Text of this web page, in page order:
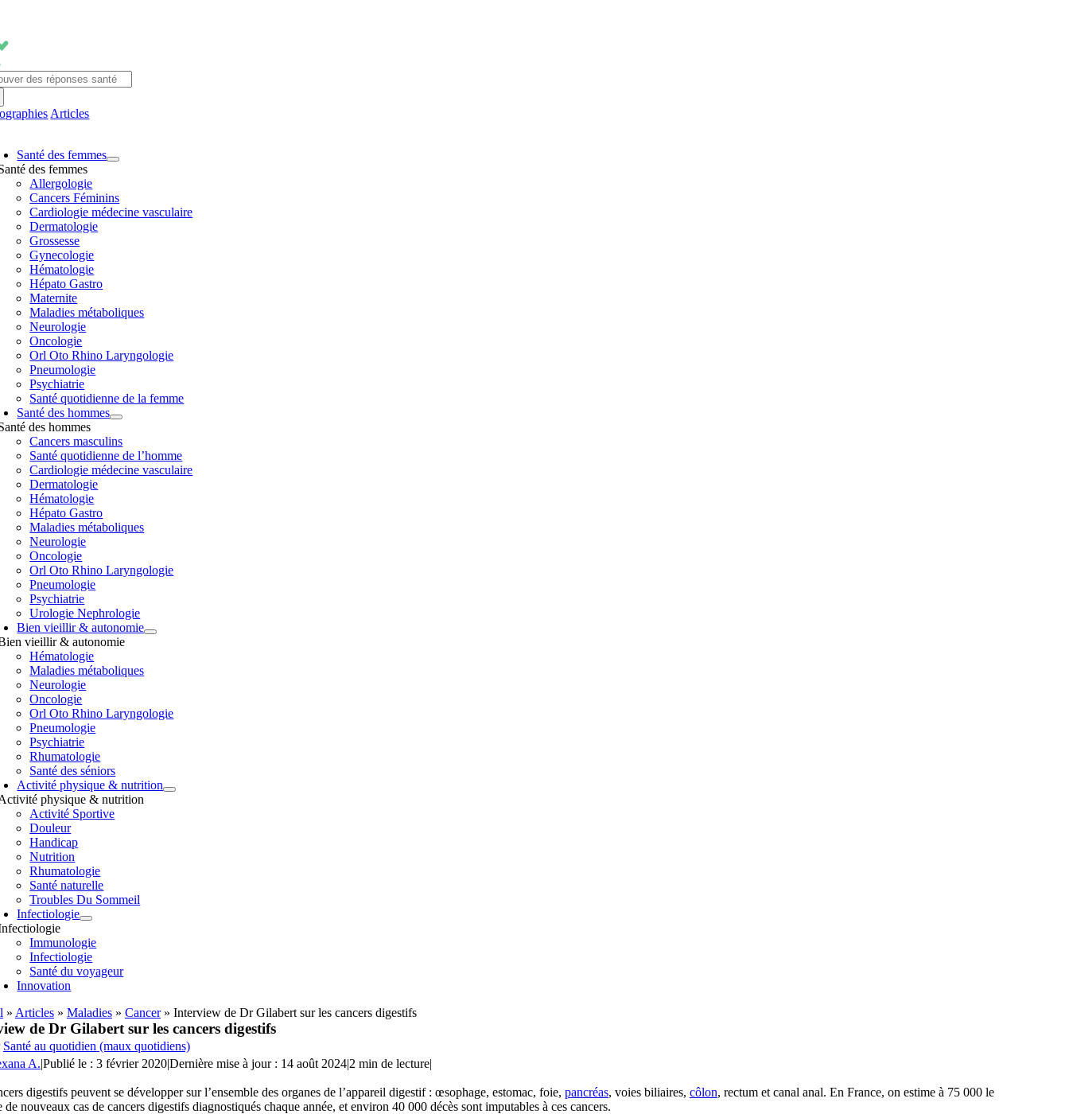
contenu
Articles
Santé des femmes
des femmes
Allergologie
Cancers Féminins
Cardiologie médecine vasculaire
Dermatologie
Grossesse
Gynecologie
Hématologie
Hépato Gastro
Maternite
Maladies métaboliques
Neurologie
Oncologie
Orl Oto Rhino Laryngologie
Pneumologie
Psychiatrie
Santé quotidienne de la femme
Santé des hommes
des hommes
Cancers masculins
Santé quotidienne de l’homme
Cardiologie médecine vasculaire
Dermatologie
Hématologie
Hépato Gastro
Maladies métaboliques
Neurologie
Oncologie
Orl Oto Rhino Laryngologie
Pneumologie
Psychiatrie
Urologie Nephrologie
Bien vieillir & autonomie
vieillir & autonomie
Hématologie
Maladies métaboliques
Neurologie
Oncologie
Orl Oto Rhino Laryngologie
Pneumologie
Psychiatrie
Rhumatologie
Santé des séniors
Activité physique & nutrition
physique & nutrition
Activité Sportive
Douleur
Handicap
Nutrition
Rhumatologie
Santé naturelle
Troubles Du Sommeil
Infectiologie
Immunologie
Infectiologie
Santé du voyageur
Innovation
» Articles» Maladies» Cancer» Interview de Dr Gilabert sur les cancers digestifs
de Dr Gilabert sur les cancers digestifs
Santé au quotidien (maux quotidiens)
A.|Publié le : 3 février 2020|Dernière mise à jour : 14 août 2024|2 min de lecture|
digestifs peuvent se développer sur l’ensemble des organes de l’appareil digestif : œsophage, estomac, foie, pancréas, voies biliaires, côlon, rectum et canal anal. En France, on estime à 75 000 le
de nouveaux cas de cancers digestifs diagnostiqués chaque année, et environ 40 000 décès sont imputables à ces cancers.